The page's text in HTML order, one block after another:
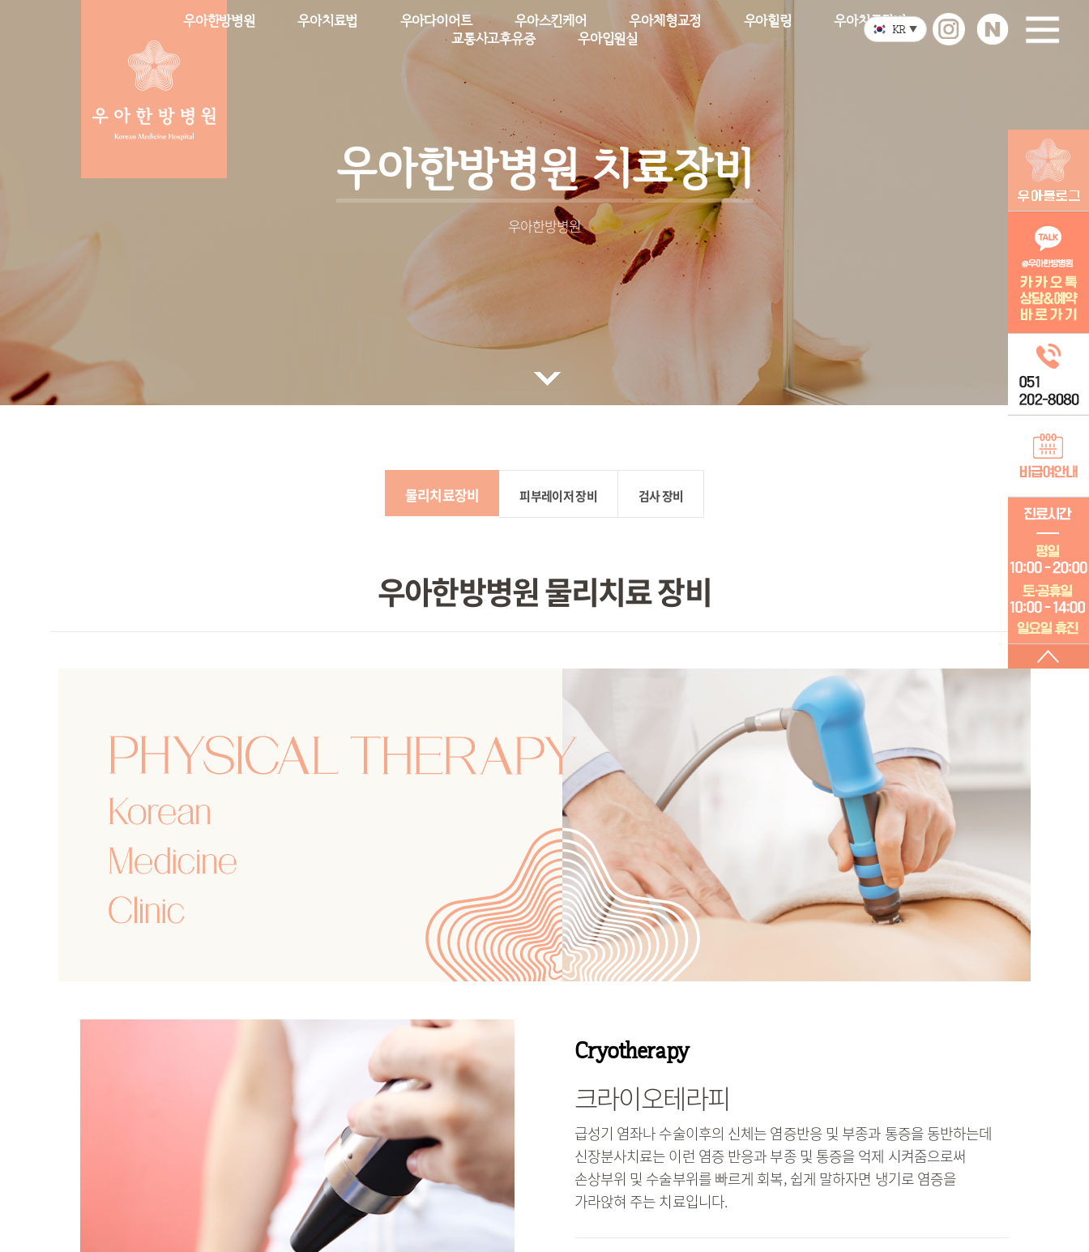
우아한방병원 우아치료법 우아다이어트 우아스킨케어 우아체형교정 우아힐링
우아치료장비
교통사고후유증
우아입원실 KR ▼
우아한방병원 치료장비
우아한방병원
물리치료장비 피부레이저 장비 검사 장비
우아한방병원 물리치료 장비
Cryotherapy
크라이오테라피
급성기 염좌나 수술이후의 신체는 염증반응 및 부종과 통증을 동반하는데
신장분사치료는 이런 염증 반응과 부종 및 통증을 억제 시켜줌으로써
손상부위 및 수술부위를 빠르게 회복, 쉽게 말하자면 냉기로 염증을
가라앉혀 주는 치료입니다.